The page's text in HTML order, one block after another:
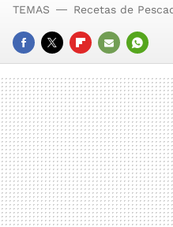
FACEBOOK
TWITTERFLIPBOARD
E-
MAIL
TEMAS Recetas de